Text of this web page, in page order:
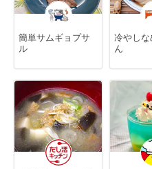
簡単サムギョプサ
ル
冷やし
ん